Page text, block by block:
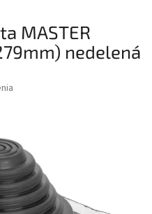
MASTER
nedelená